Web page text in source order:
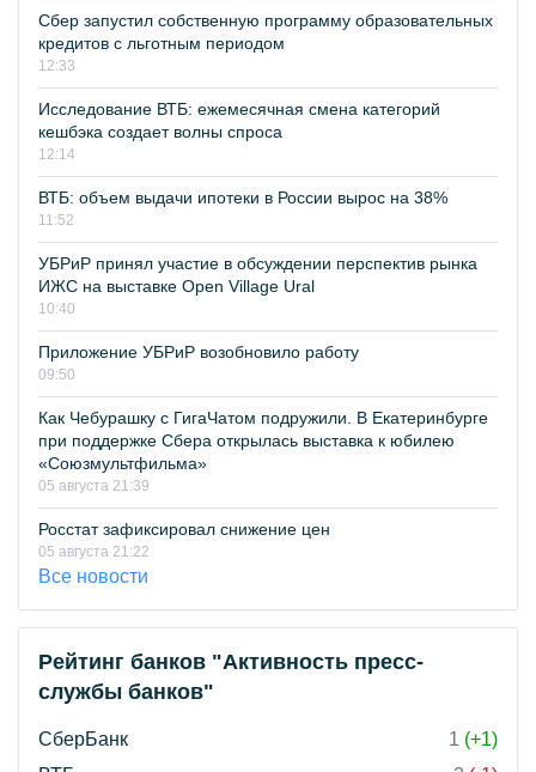
Сбер запустил собственную программу образовательных
кредитов с льготным периодом
12:33
Исследование ВТБ: ежемесячная смена категорий
кешбэка создает волны спроса
12:14
ВТБ: объем выдачи ипотеки в России вырос на 38%
11:52
УБРиР принял участие в обсуждении перспектив рынка
ИЖС на выставке Open Village Ural
10:40
Приложение УБРиР возобновило работу
09:50
Как Чебурашку с ГигаЧатом подружили. В Екатеринбурге
при поддержке Сбера открылась выставка к юбилею
«Союзмультфильма»
05 августа 21:39
Росстат зафиксировал снижение цен
05 августа 21:22
Все новости
Рейтинг банков "Активность пресс-
службы банков"
СберБанк 1 (+1)